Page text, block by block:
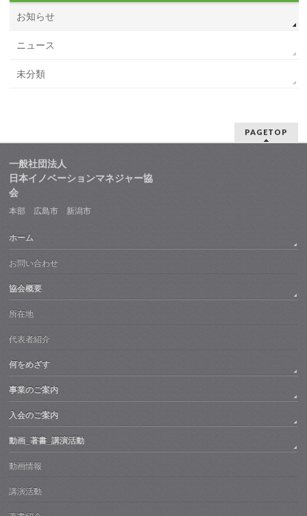
お知らせ
ニュース
未分類
PAGETOP
一般社団法人
日本イノベーションマネジャー協
会
本部 広島市 新潟市
ホーム
お問い合わせ
協会概要
所在地
代表者紹介
何をめざす
事業のご案内
入会のご案内
動画_著書_講演活動
動画情報
講演活動